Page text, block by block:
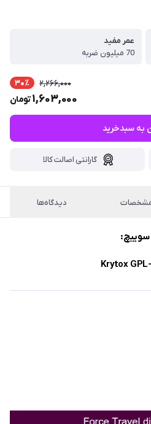
عمر مفید
70 میلیون ضربه
2,266,000 30٪
1,603,000تومان
به سبدخرید
گارانتی اصالت کالا
دیدگاه‌ها
سوییچ: